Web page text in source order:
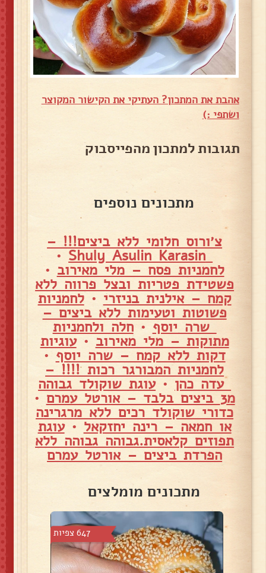
אהבת את המתכון? העתיקי את הקישור המקוצר
ושתפי :)
תגובות למתכון מהפייסבוק
מתכונים נוספים
צ׳ורוס חלומי ללא ביצים!!! –
•
לחמניות פסח – מלי מאירוב •
פשטידת פטריות ובצל פרווה ללא
קמח – אילנית בניזרי •לחמניות
פשוטות וטעימות ללא ביצים –
שרה יוסף •חלה ולחמניות
מתוקות – מלי מאירוב •עוגיות
דקות ללא קמח – שרה יוסף •
לחמניות המבורגר רכות !!!! –
עדה כהן •עוגת שוקולד גבוהה
מ3 ביצים בלבד – אורטל עמרם •
כדורי שוקולד רכים ללא מרגרינה
או חמאה – רינה יחזקאל •עוגת
תפוזים קלאסית.גבוהה גבוהה ללא
הפרדת ביצים – אורטל עמרם
מתכונים מומלצים
647 צפיות